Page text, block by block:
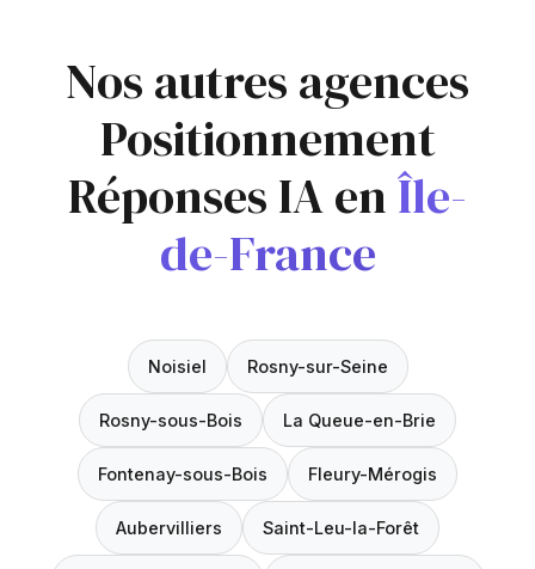
Nos autres agences
Positionnement
Réponses IA enÎle-
de-France
Noisiel Rosny-sur-Seine
Rosny-sous-Bois La Queue-en-Brie
Fontenay-sous-Bois Fleury-Mérogis
Aubervilliers Saint-Leu-la-Forêt